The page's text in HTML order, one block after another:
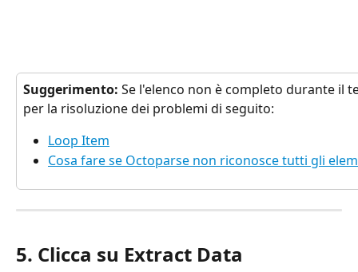
Suggerimento: Se l'elenco non è completo durante il
per la risoluzione dei problemi di seguito:
Loop Item
Cosa fare se Octoparse non riconosce tutti gli
5. Clicca su Extract Data